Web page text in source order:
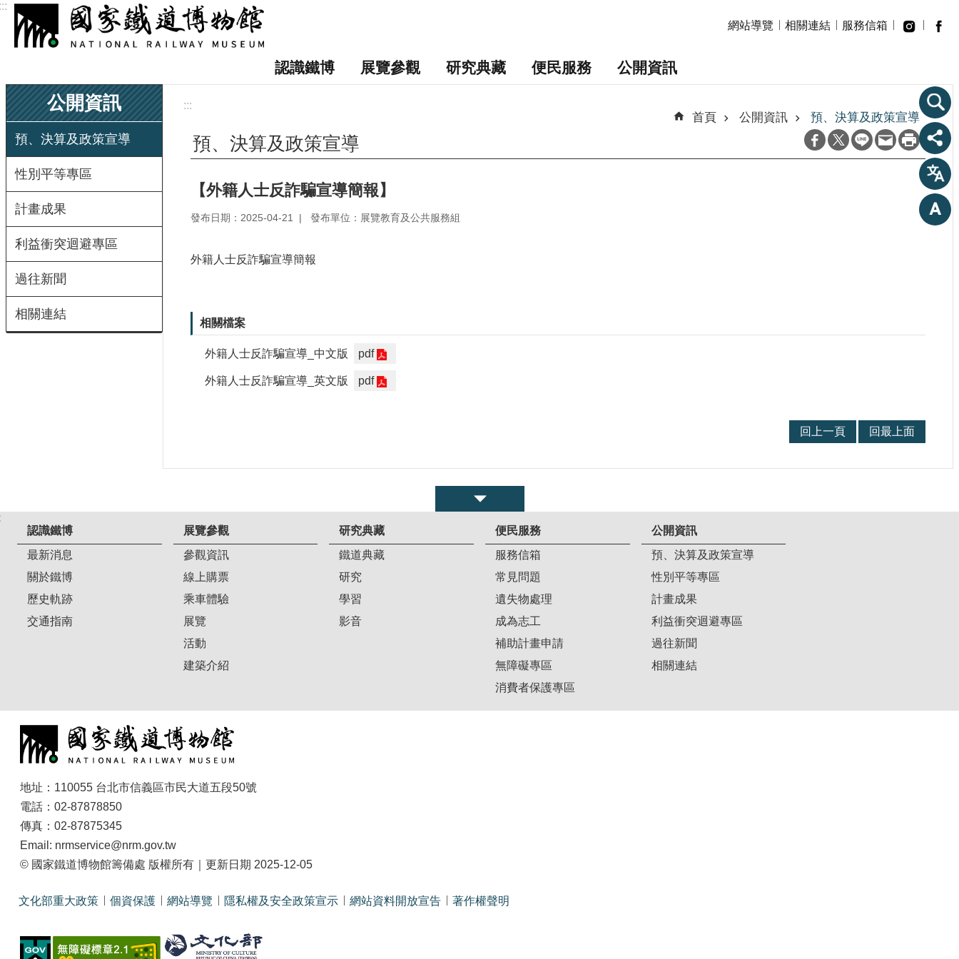
跳到主要內容區塊
網站導覽
相關連結 服務信箱
認識鐵博 展覽參觀 研究典藏 便民服務 公開資訊
公開資訊
預、決算及政策宣導
性別平等專區
計畫成果
利益衝突迴避專區
過往新聞
相關連結
:::
首頁 公開資訊 預、決算及政策宣導
預、決算及政策宣導
【外籍人士反詐騙宣導簡報】
發布日期：2025-04-21 發布單位：展覽教育及公共服務組
外籍人士反詐騙宣導簡報
相關檔案
外籍人士反詐騙宣導_中文版 pdf
外籍人士反詐騙宣導_英文版 pdf
回上一頁 回最上面
認識鐵博
最新消息
關於鐵博
歷史軌跡
交通指南
展覽參觀
參觀資訊
線上購票
乘車體驗
展覽
活動
建築介紹
研究典藏
鐵道典藏
研究
學習
影音
便民服務
服務信箱
常見問題
遺失物處理
成為志工
補助計畫申請
無障礙專區
消費者保護專區
公開資訊
預、決算及政策宣導
性別平等專區
計畫成果
利益衝突迴避專區
過往新聞
相關連結
地址：110055 台北市信義區市民大道五段50號
電話：02-87878850
傳真：02-87875345
Email: nrmservice@nrm.gov.tw
© 國家鐵道博物館籌備處 版權所有｜更新日期 2025-12-05
文化部重大政策 個資保護 網站導覽 隱私權及安全政策宣示 網站資料開放宣告 著作權聲明